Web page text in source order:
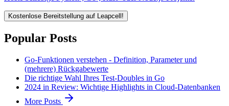
Kostenlose Bereitstellung auf Leapcell!
Popular Posts
Go-Funktionen verstehen - Definition, Parameter und
(mehrere) Rückgabewerte
Die richtige Wahl Ihres Test-Doubles in Go
2024 in Review: Wichtige Highlights in Cloud-Datenbanken
More Posts